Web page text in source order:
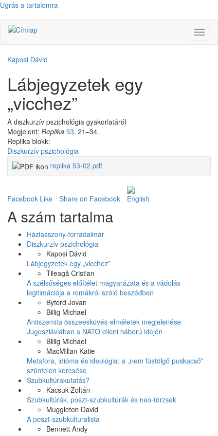
Ugrás a tartalomra
Kaposi Dávid
Lábjegyzetek egy
„vicchez”
A diszkurzív pszichológia gyakorlatáról
Megjelent: Replika 53, 21–34.
Replika blokk:
Diszkurzív pszichológia
replika 53-02.pdf
Facebook Like Share on Facebook
A szám tartalma
Háziasszony-forradalmár
Diszkurzív pszichológia
Kaposi Dávid
Lábjegyzetek egy „vicchez”
Tileagă Cristian
A szélsőséges előítélet magyarázata és a vádolás
legitimációja a romákról szóló beszédben
Byford Jovan
Billig Michael
Antiszemita összeesküvés-elméletek megjelenése
Jugoszláviában a NATO elleni háború idején
Billig Michael
MacMillan Katie
Metafora, idióma és ideológia: a „nem füstölgő puskacső”
szüntelen keresése
Szubkultúrakutatás?
Kacsuk Zoltán
Szubkultúrák, poszt-szubkultúrák és neo-törzsek
Muggleton David
A poszt-szubkulturalista
Bennett Andy